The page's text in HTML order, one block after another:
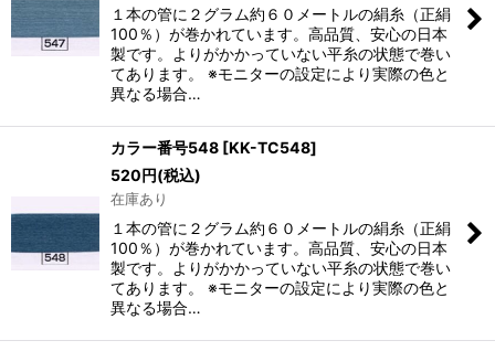
１本の管に２グラム約６０メートルの絹糸（正絹
100％）が巻かれています。高品質、安心の日本
製です。よりがかかっていない平糸の状態で巻い
てあります。 ※モニターの設定により実際の色と
異なる場合…
カラー番号548 [KK-TC548]
520円(税込)
在庫あり
１本の管に２グラム約６０メートルの絹糸（正絹
100％）が巻かれています。高品質、安心の日本
製です。よりがかかっていない平糸の状態で巻い
てあります。 ※モニターの設定により実際の色と
異なる場合…